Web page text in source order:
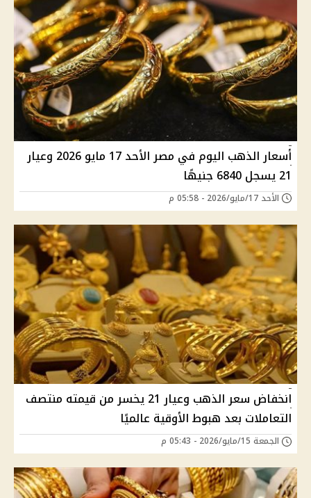
أسعار الذهب اليوم في مصر الأحد 17 مايو 2026 وعيار
21 يسجل 6840 جنيهًا
الأحد 17/مايو/2026 - 05:58 م
انخفاض سعر الذهب وعيار 21 يخسر من قيمته منتصف
التعاملات بعد هبوط الأوقية عالميًا
الجمعة 15/مايو/2026 - 05:43 م